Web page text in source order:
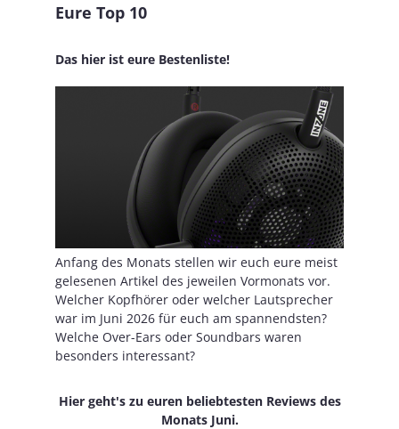
Eure Top 10
Das hier ist eure Bestenliste!
Anfang des Monats stellen wir euch eure meist
gelesenen Artikel des jeweilen Vormonats vor.
Welcher Kopfhörer oder welcher Lautsprecher
war im Juni 2026 für euch am spannendsten?
Welche Over-Ears oder Soundbars waren
besonders interessant?
Hier geht's zu euren beliebtesten Reviews des
Monats Juni.